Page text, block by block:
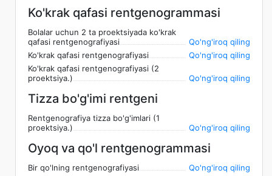
Ko'krak qafasi rentgenogrammasi
Bolalar uchun 2 ta proektsiyada ko'krak
qafasi rentgenografiyasi
Qo'ng'iroq qiling
Ko'krak qafasi rentgenografiyasi
Qo'ng'iroq qiling
Ko'krak qafasi rentgenografiyasi (2
proektsiya.)
Qo'ng'iroq qiling
Tizza bo'g'imi rentgeni
Rentgenografiya tizza bo'g'imlari (1
proektsiya.)
Qo'ng'iroq qiling
Oyoq va qo'l rentgenogrammasi
Bir qo'lning rentgenografiyasi Qo'ng'iroq qiling